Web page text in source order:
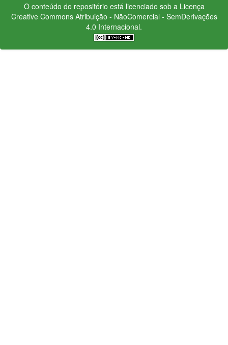
O conteúdo do repositório está licenciado sob a Licença
Creative CommonsAtribuição - NãoComercial - SemDerivações
4.0 Internacional.